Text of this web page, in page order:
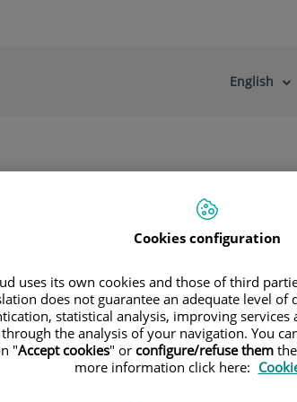
Language
Active
English
Cookies configuration
uses its own cookies and those of third
does not guarantee an adequate level of
statistical analysis, improving services
the analysis of your navigation. You
"Accept cookies" or configure/refuse them
more information click here: